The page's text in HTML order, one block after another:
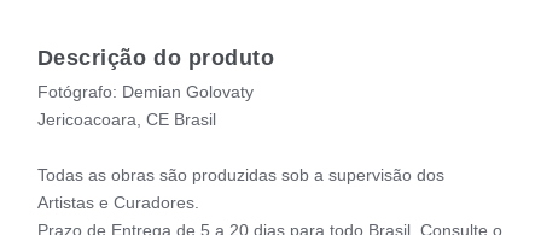
Descrição do produto
Fotógrafo: Demian Golovaty
Jericoacoara, CE Brasil
Todas as obras são produzidas sob a supervisão dos
Artistas e Curadores.
Prazo de Entrega de 5 a 20 dias para todo Brasil. Consulte o